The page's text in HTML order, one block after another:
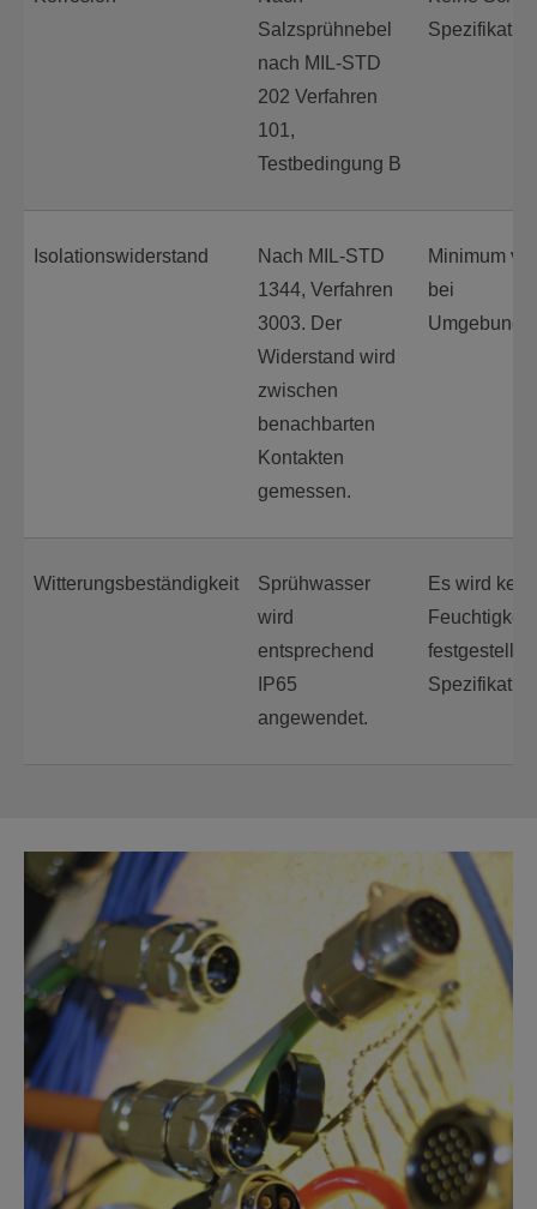
Salzsprühnebel
nach MIL-STD
202 Verfahren
101,
Testbedingung B
Isolationswiderstand
Nach MIL-STD
1344, Verfahren
3003. Der
Widerstand wird
zwischen
benachbarten
Kontakten
gemessen.
Minimum
bei
Witterungsbeständigkeit
Sprühwasser
wird
entsprechend
IP65
angewendet.
Es wird kein
festgestellt.